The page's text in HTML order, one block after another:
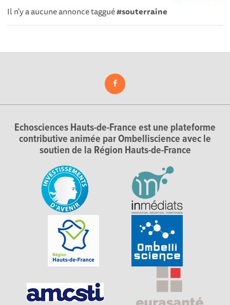
Il n'y a aucune annonce taggué#souterraine
Echosciences Hauts-de-France est une plateforme
contributive animée par Ombelliscience avec le
soutien de la Région Hauts-de-France